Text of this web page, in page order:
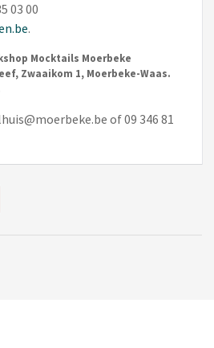
03 00
.
Mocktails Moerbeke
Zwaaikom 1, Moerbeke-Waas.
of 09 346 81